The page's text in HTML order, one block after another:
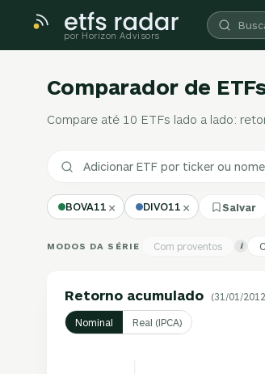
por Horizon Advisors
Comparador de
Compare até 10 ETFs lado a lado:
BOVA11 × DIVO11 × Salvar
MODOS DA SÉRIE Com proventos i
Retorno acumulado (31/01/
Nominal Real (IPCA)